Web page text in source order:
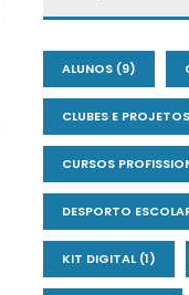
ALUNOS(9)
CLUBES E PROJETOS
CURSOS
DESPORTO
KIT DIGITAL(1)